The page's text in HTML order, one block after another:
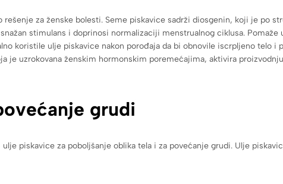
za ženske bolesti. Seme piskavice sadrži diosgenin, koji je po
stimulans i doprinosi normalizaciji menstrualnog ciklusa.
koristile ulje piskavice nakon porođaja da bi obnovile iscrpljeno telo i
je uzrokovana ženskim hormonskim poremećajima, aktivira
grudi
piskavice za poboljšanje oblika tela i za povećanje grudi. Ulje